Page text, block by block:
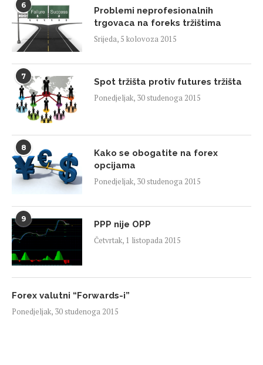
6
Problemi neprofesionalnih
trgovaca na foreks tržištima
Srijeda, 5 kolovoza 2015
7
Spot tržišta protiv futures tržišta
Ponedjeljak, 30 studenoga 2015
8
Kako se obogatite na forex
opcijama
Ponedjeljak, 30 studenoga 2015
9
PPP nije OPP
Četvrtak, 1 listopada 2015
Forex valutni “Forwards-i”
Ponedjeljak, 30 studenoga 2015